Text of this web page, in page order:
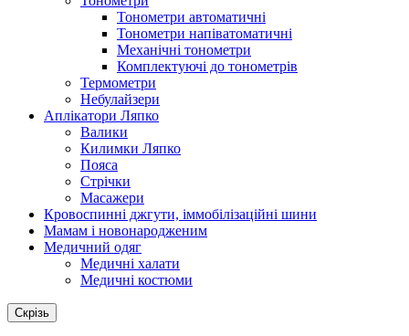
Тонометри автоматичні
Тонометри напіватоматичні
Механічні тонометри
Комплектуючі до тонометрів
Термометри
Небулайзери
Аплікатори Ляпко
Валики
Килимки Ляпко
Пояса
Стрічки
Масажери
Кровоспинні джгути, іммобілізаційні шини
Мамам і новонародженим
Медичний одяг
Медичні халати
Медичні костюми
Скрізь